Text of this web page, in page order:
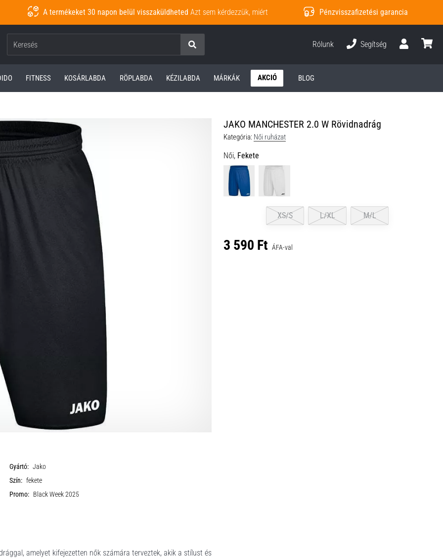
A termékeket 30 napon belül visszaküldheted Azt sem kérdezzük, miért Pénzvisszafizetési garancia
Keresés
Rólunk
Segítség
FITNESS KOSÁRLABDA RÖPLABDA KÉZILABDA MÁRKÁK AKCIÓ BLOG
JAKO MANCHESTER 2.0 W Rövidnadrág
Kategória: Női ruházat
Női, Fekete
XS/S L/XL M/L
3 590 Ft ÁFA-val
Gyártó: Jako
Szín: fekete
Promo: Black Week 2025
amelyet kifejezetten nők számára terveztek, akik a stílust és